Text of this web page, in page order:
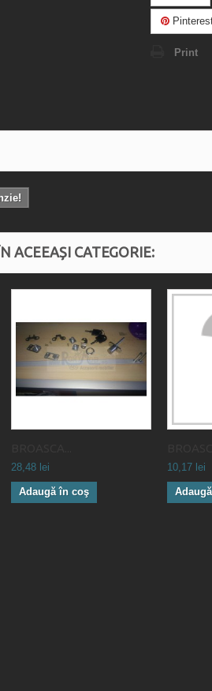
Print
ACEEAȘI CATEGORIE:
28,48 lei
Adaugă în coş
10,17 lei